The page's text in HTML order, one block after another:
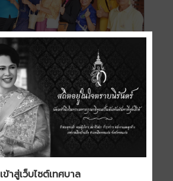
เข้าสู่เว็บไซต์เทศบาล